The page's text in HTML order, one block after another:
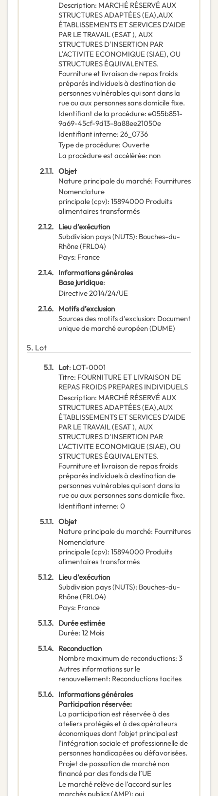
Description: MARCHÉ RÉSERVÉ AUX
STRUCTURES ADAPTÉES (EA),AUX
ÉTABLISSEMENTS ET SERVICES D'AIDE
PAR LE TRAVAIL (ESAT ), AUX
STRUCTURES D'INSERTION PAR
L'ACTIVITE ECONOMIQUE (SIAE), OU
STRUCTURES ÉQUIVALENTES.
Fourniture et livraison de repas froids
préparés individuels à destination de
personnes vulnérables qui sont dans la
rue ou aux personnes sans domicile fixe.
Identifiant de la procédure: e055b851-
9a69-45cf-9d13-8a88ee21050e
Identifiant interne: 26_0736
Type de procédure: Ouverte
La procédure est accélérée: non
2.1.1. Objet
Nature principale du marché: Fournitures
Nomenclature
principale(cpv): 15894000 Produits
alimentaires transformés
2.1.2. Lieu d’exécution
Subdivision pays (NUTS): Bouches-du-
Rhône(FRL04)
Pays: France
2.1.4. Informations générales
Base juridique:
Directive 2014/24/UE
2.1.6. Motifs d’exclusion
Sources des motifs d'exclusion: Document
unique de marché européen (DUME)
5. Lot
5.1. Lot: LOT-0001
Titre: FOURNITURE ET LIVRAISON DE
REPAS FROIDS PREPARES INDIVIDUELS
Description: MARCHÉ RÉSERVÉ AUX
STRUCTURES ADAPTÉES (EA),AUX
ÉTABLISSEMENTS ET SERVICES D'AIDE
PAR LE TRAVAIL (ESAT ), AUX
STRUCTURES D'INSERTION PAR
L'ACTIVITE ECONOMIQUE (SIAE), OU
STRUCTURES ÉQUIVALENTES.
Fourniture et livraison de repas froids
préparés individuels à destination de
personnes vulnérables qui sont dans la
rue ou aux personnes sans domicile fixe.
Identifiant interne: 0
5.1.1. Objet
Nature principale du marché: Fournitures
Nomenclature
principale(cpv): 15894000 Produits
alimentaires transformés
5.1.2. Lieu d’exécution
Subdivision pays (NUTS): Bouches-du-
Rhône(FRL04)
Pays: France
5.1.3. Durée estimée
Durée: 12 Mois
5.1.4. Reconduction
Nombre maximum de reconductions: 3
Autres informations sur le
renouvellement: Reconductions tacites
5.1.6. Informations générales
Participation réservée:
La participation est réservée à des
ateliers protégés et à des opérateurs
économiques dont l’objet principal est
l’intégration sociale et professionnelle de
personnes handicapées ou défavorisées.
Projet de passation de marché non
financé par des fonds de l’UE
Le marché relève de l’accord sur les
marchés publics (AMP): oui